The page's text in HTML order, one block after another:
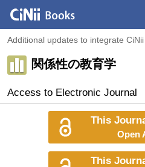
Additional updates to integrate
関係性の教育学
Access to Electronic Journal
This
Open
This